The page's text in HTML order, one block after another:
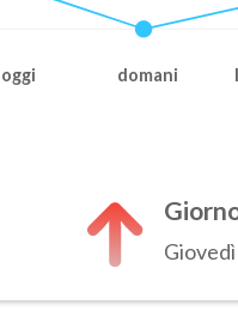
oggi domani